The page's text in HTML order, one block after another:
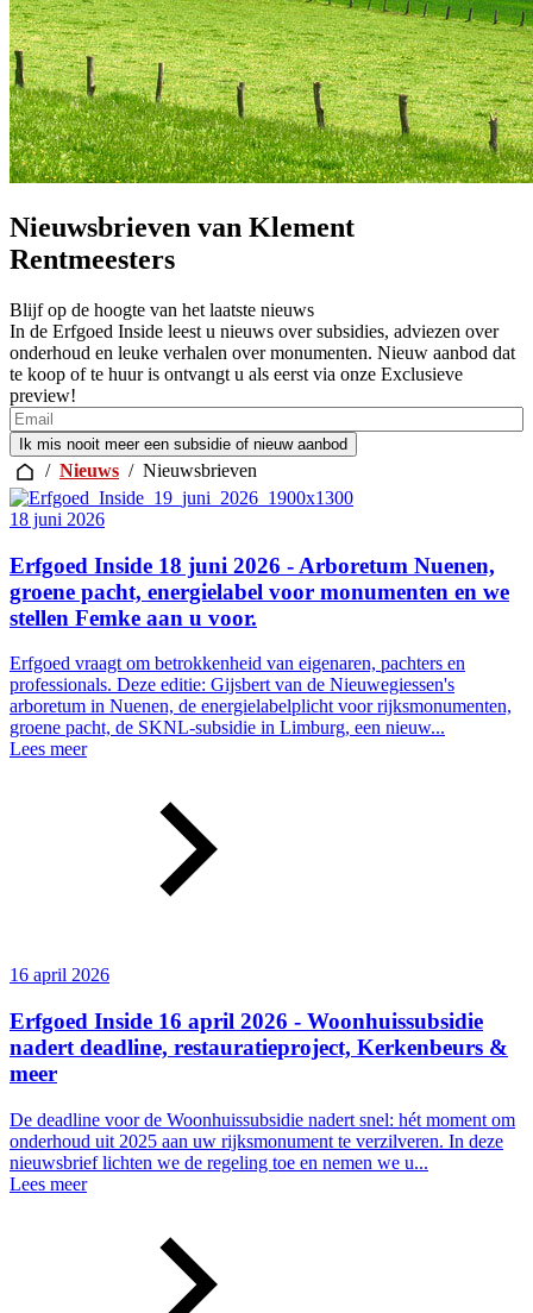
Nieuwsbrieven van Klement
Rentmeesters
Blijf op de hoogte van het laatste nieuws
In de Erfgoed Inside leest u nieuws over subsidies, adviezen over
onderhoud en leuke verhalen over monumenten. Nieuw aanbod dat
te koop of te huur is ontvangt u als eerst via onze Exclusieve
preview!
/ Nieuws / Nieuwsbrieven
18 juni 2026
Erfgoed Inside 18 juni 2026 - Arboretum Nuenen,
groene pacht, energielabel voor monumenten en we
stellen Femke aan u voor.
Erfgoed vraagt om betrokkenheid van eigenaren, pachters en
professionals. Deze editie: Gijsbert van de Nieuwegiessen's
arboretum in Nuenen, de energielabelplicht voor rijksmonumenten,
groene pacht, de SKNL-subsidie in Limburg, een nieuw...
Lees meer
16 april 2026
Erfgoed Inside 16 april 2026 - Woonhuissubsidie
nadert deadline, restauratieproject, Kerkenbeurs &
meer
De deadline voor de Woonhuissubsidie nadert snel: hét moment om
onderhoud uit 2025 aan uw rijksmonument te verzilveren. In deze
nieuwsbrief lichten we de regeling toe en nemen we u...
Lees meer